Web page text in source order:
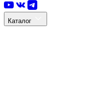
Каталог